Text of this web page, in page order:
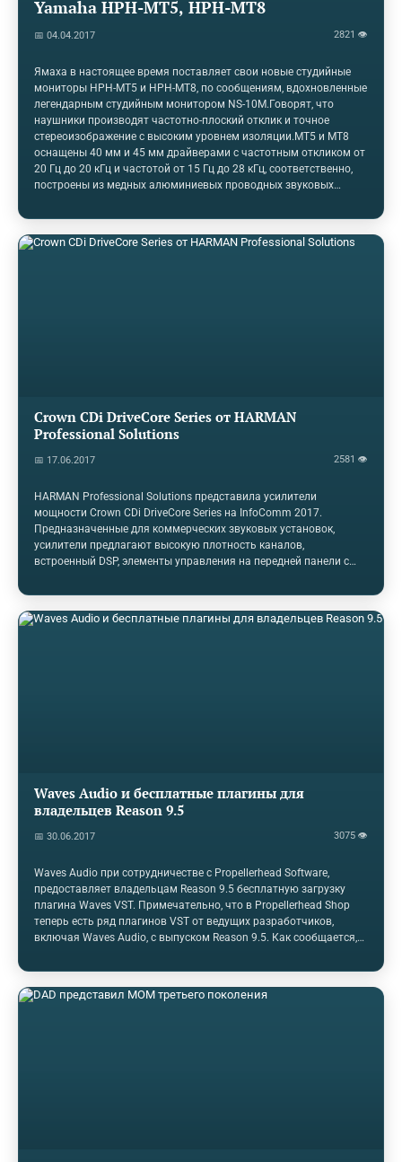
Yamaha HPH-MT5, HPH-MT8
📅 04.04.2017 2821 👁
Ямаха в настоящее время поставляет свои новые студийные
мониторы HPH-MT5 и HPH-MT8, по сообщениям, вдохновленные
легендарным студийным монитором NS-10M.Говорят, что
наушники производят частотно-плоский отклик и точное
стереоизображение с высоким уровнем изоляции.MT5 и MT8
оснащены 40 мм и 45 мм драйверами с частотным откликом от
20 Гц до 20 кГц и частотой от 15 Гц до 28 кГц, соответственно,
построены из медных алюминиевых проводных звуковых
цвете как MT5W.Yamaha рекламирует MT8 в качестве «наиболее
точного набора наушников». Другие функции MT8 включают
отделяемый прямой 10-футовый кабель и спиральный 5-
Crown CDi DriveCore Series от HARMAN
Professional Solutions
📅 17.06.2017 2581 👁
HARMAN Professional Solutions представила усилители
мощности Crown CDi DriveCore Series на InfoComm 2017.
Предназначенные для коммерческих звуковых установок,
усилители предлагают высокую плотность каналов,
встроенный DSP, элементы управления на передней панели с
построенная на основе многозадачной технологии DriveCore от
Crown, предлагает DSP и возможность цифрового аудио
транспорта с каналом BLU для более качественного звука.
Waves Audio и бесплатные плагины для
владельцев Reason 9.5
📅 30.06.2017 3075 👁
Waves Audio при сотрудничестве с Propellerhead Software,
предоставляет владельцам Reason 9.5 бесплатную загрузку
плагина Waves VST. Примечательно, что в Propellerhead Shop
теперь есть ряд плагинов VST от ведущих разработчиков,
включая Waves Audio, с выпуском Reason 9.5. Как сообщается,
9.5 теперь предлагает поддержку VST-плагинов, а также
возможность добавления плагинов VST в Combinators с
собственными устройствами Reason. Все владельцы Reason 9.5